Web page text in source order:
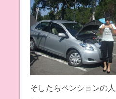
そしたらペンションの